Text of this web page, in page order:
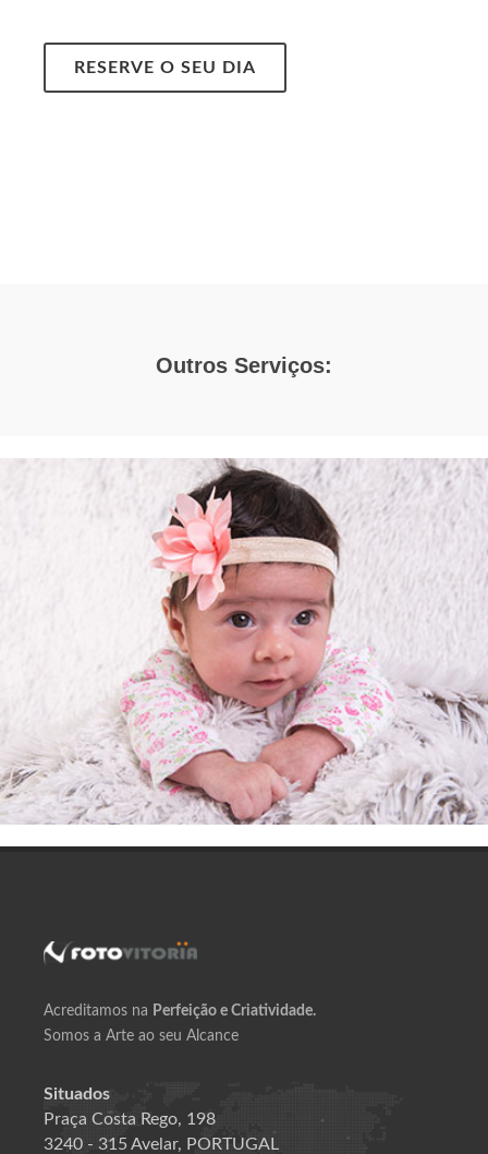
RESERVE O SEU DIA
Outros Serviços:
Acreditamos na Perfeição e Criatividade.
Somos a Arte ao seu Alcance
Situados
Praça Costa Rego, 198
3240 - 315 Avelar, PORTUGAL